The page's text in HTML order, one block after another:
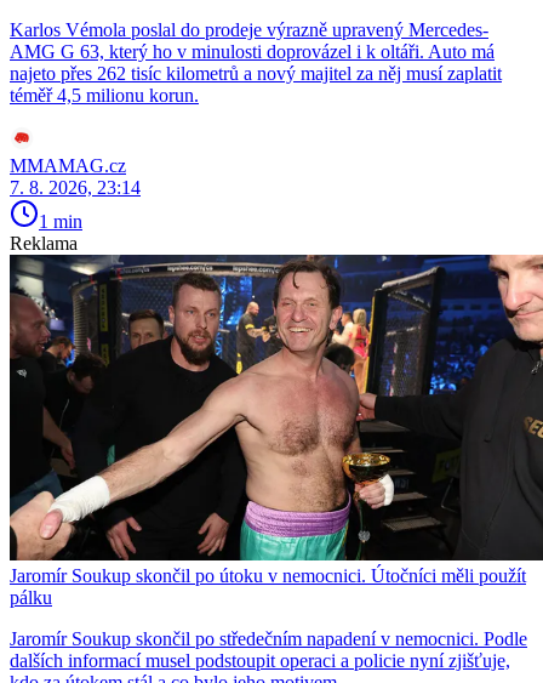
Karlos Vémola poslal do prodeje výrazně upravený Mercedes-
AMG G 63, který ho v minulosti doprovázel i k oltáři. Auto má
najeto přes 262 tisíc kilometrů a nový majitel za něj musí zaplatit
téměř 4,5 milionu korun.
MMAMAG.cz
7. 8. 2026, 23:14
1 min
Reklama
Jaromír Soukup skončil po útoku v nemocnici. Útočníci měli použít
pálku
Jaromír Soukup skončil po středečním napadení v nemocnici. Podle
dalších informací musel podstoupit operaci a policie nyní zjišťuje,